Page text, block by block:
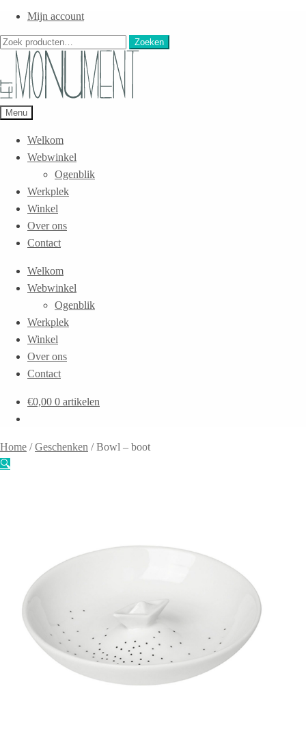
Mijn account
Zoeken
naar:
Zoeken
Menu
Welkom
Webwinkel
Ogenblik
Werkplek
Winkel
Over ons
Contact
Welkom
Webwinkel
Ogenblik
Werkplek
Winkel
Over ons
Contact
€0,00 0 artikelen
Home /Geschenken /Bowl – boot
🔍